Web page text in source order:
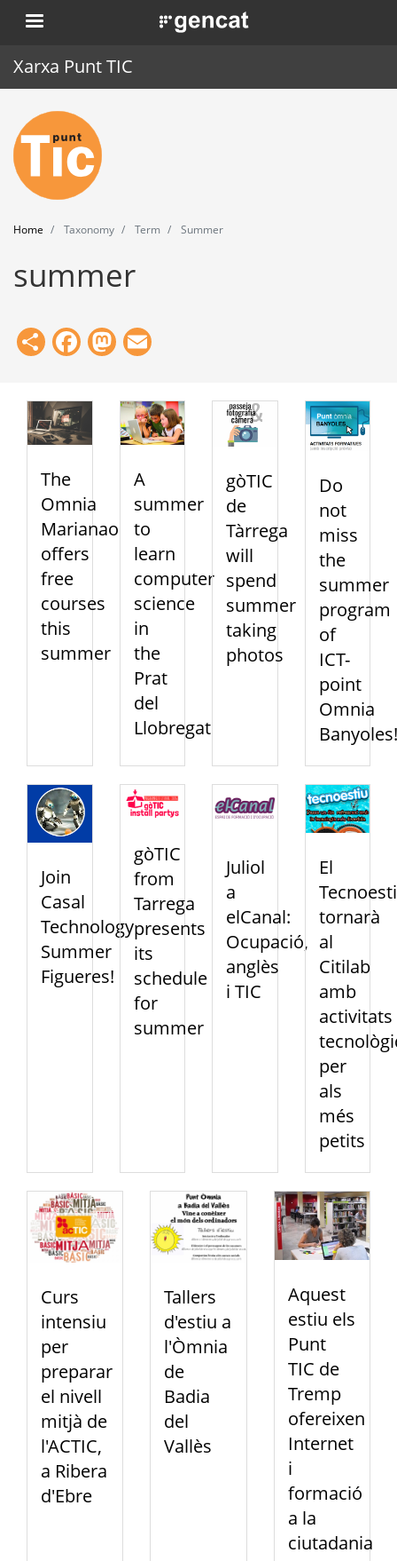
Skip
to
. Obre en una nova finestra.
Xarxa Punt TIC
Home
Punt TIC
News
Events
Training
Tools
Home Taxonomy Term Summer
summer
ShareFacebook
Mastodon
The
Omnia
Marianao
offers
free
courses
this
summer
A
summer
to
learn
computer
science
in
the
Prat
del
Llobregat
gòTIC
de
Tàrrega
will
spend
summer
taking
photos
Do
not
miss
the
summer
program
of
ICT-
point
Omnia
Banyoles!
Join
Casal
Technology
Summer
Figueres!
gòTIC
from
Tarrega
presents
its
schedule
for
summer
Juliol
a
elCanal:
Ocupació,
anglès
i TIC
El
tornarà
al
Citilab
amb
activitats
per
als
més
petits
Curs
intensiu
per
preparar
el nivell
mitjà de
l'ACTIC,
a Ribera
d'Ebre
Tallers
d'estiu a
l'Òmnia
de
Badia
del
Vallès
Aquest
estiu els
Punt
TIC de
Tremp
ofereixen
Internet
i
formació
a la
ciutadania